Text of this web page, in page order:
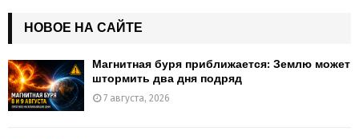
НОВОЕ НА САЙТЕ
Магнитная буря приближается: Землю может
штормить два дня подряд
7 августа, 2026